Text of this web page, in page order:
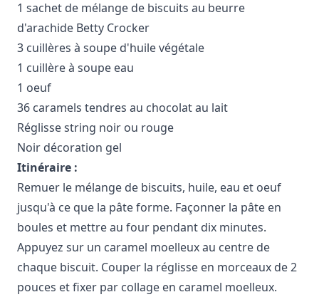
1 sachet de mélange de biscuits au beurre
d'arachide Betty Crocker
3 cuillères à soupe d'huile végétale
1 cuillère à soupe eau
1 oeuf
36 caramels tendres au chocolat au lait
Réglisse string noir ou rouge
Noir décoration gel
Itinéraire :
Remuer le mélange de biscuits, huile, eau et oeuf
jusqu'à ce que la pâte forme. Façonner la pâte en
boules et mettre au four pendant dix minutes.
Appuyez sur un caramel moelleux au centre de
chaque biscuit. Couper la réglisse en morceaux de 2
pouces et fixer par collage en caramel moelleux.